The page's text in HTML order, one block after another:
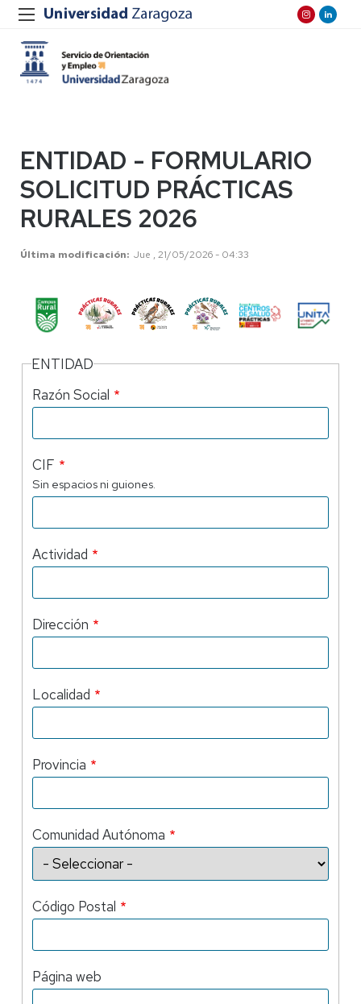
ENTIDAD - FORMULARIO
SOLICITUD PRÁCTICAS
RURALES 2026
Última modificación Jue , 21/05/2026 - 04:33
ENTIDAD
Razón Social
CIF
Sin espacios ni guiones.
Actividad
Dirección
Localidad
Provincia
Comunidad Autónoma
Código Postal
Página web